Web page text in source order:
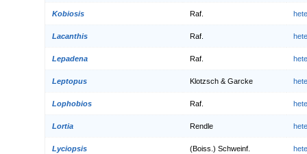
Kobiosis Raf.
Lacanthis Raf.
Lepadena Raf.
Leptopus Klotzsch & Garcke
Lophobios Raf.
Lortia Rendle
Lyciopsis (Boiss.) Schweinf.